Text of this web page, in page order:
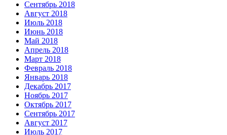
Сентябрь 2018
Август 2018
Июль 2018
Июнь 2018
Май 2018
Апрель 2018
Март 2018
Февраль 2018
Январь 2018
Декабрь 2017
Ноябрь 2017
Октябрь 2017
Сентябрь 2017
Август 2017
Июль 2017